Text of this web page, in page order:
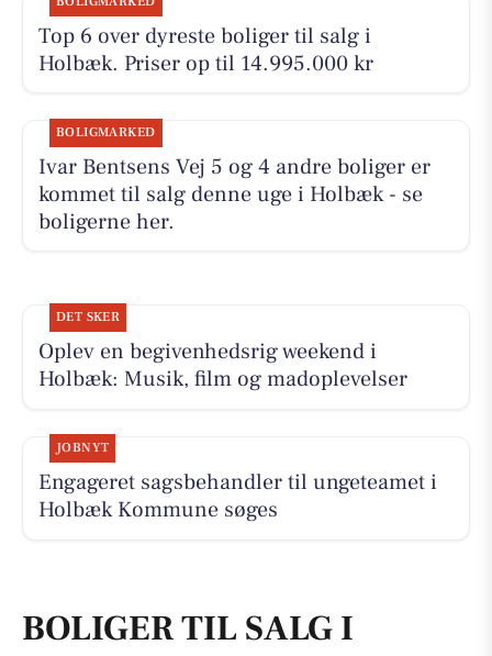
Top 6 over dyreste boliger til salg i
Holbæk. Priser op til 14.995.000 kr
BOLIGMARKED
Ivar Bentsens Vej 5 og 4 andre boliger er
kommet til salg denne uge i Holbæk - se
boligerne her.
DET SKER
Oplev en begivenhedsrig weekend i
Holbæk: Musik, film og madoplevelser
JOBNYT
Engageret sagsbehandler til ungeteamet i
Holbæk Kommune søges
BOLIGER TIL SALG I